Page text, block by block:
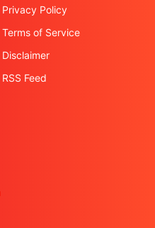
Privacy Policy
Terms of Service
Disclaimer
RSS Feed